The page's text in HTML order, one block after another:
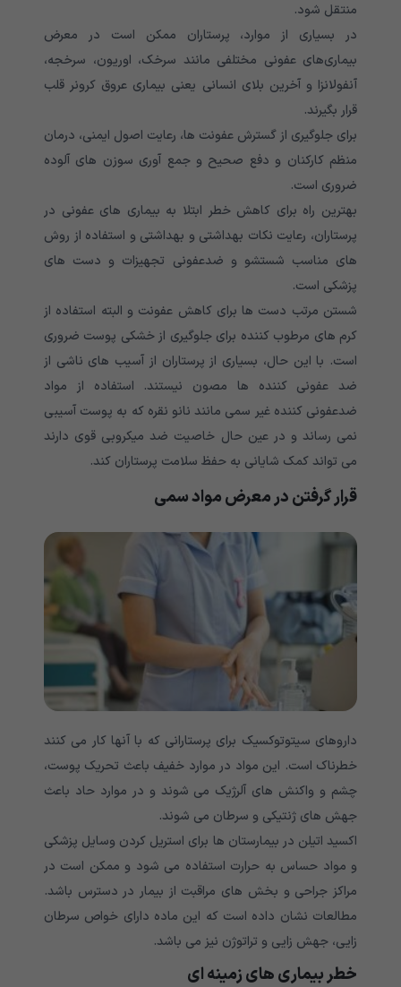
منتقل شود.
در بسیاری از موارد، پرستاران ممکن است در معرض
بیماری‌های عفونی مختلفی مانند سرخک، اوریون، سرخجه،
آنفولانزا و آخرین بلای انسانی یعنی بیماری عروق کرونر قلب
قرار بگیرند.
برای جلوگیری از گسترش عفونت ها، رعایت اصول ایمنی، درمان
منظم کارکنان و دفع صحیح و جمع آوری سوزن های آلوده
ضروری است.
بهترین راه برای کاهش خطر ابتلا به بیماری های عفونی در
پرستاران، رعایت نکات بهداشتی و بهداشتی و استفاده از روش
های مناسب شستشو و ضدعفونی تجهیزات و دست های
پزشکی است.
شستن مرتب دست ها برای کاهش عفونت و البته استفاده از
کرم های مرطوب کننده برای جلوگیری از خشکی پوست ضروری
است. با این حال، بسیاری از پرستاران از آسیب های ناشی از
ضد عفونی کننده ها مصون نیستند. استفاده از مواد
ضدعفونی کننده غیر سمی مانند نانو نقره که به پوست آسیبی
نمی رساند و در عین حال خاصیت ضد میکروبی قوی دارند
می تواند کمک شایانی به حفظ سلامت پرستاران کند.
قرار گرفتن در معرض مواد سمی
داروهای سیتوتوکسیک برای پرستارانی که با آنها کار می کنند
خطرناک است. این مواد در موارد خفیف باعث تحریک پوست،
چشم و واکنش های آلرژیک می شوند و در موارد حاد باعث
جهش های ژنتیکی و سرطان می شوند.
اکسید اتیلن در بیمارستان ها برای استریل کردن وسایل پزشکی
و مواد حساس به حرارت استفاده می شود و ممکن است در
مراکز جراحی و بخش های مراقبت از بیمار در دسترس باشد.
مطالعات نشان داده است که این ماده دارای خواص سرطان
زایی، جهش زایی و تراتوژن نیز می باشد.
خطر بیماری های زمینه ای